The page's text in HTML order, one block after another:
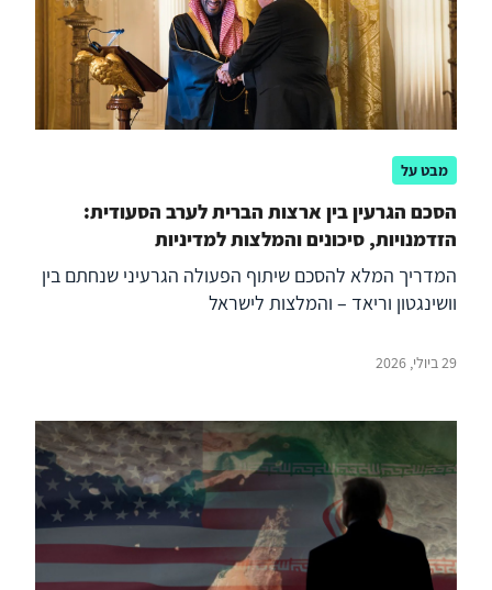
מבט על
הסכם הגרעין בין ארצות הברית לערב הסעודית:
הזדמנויות, סיכונים והמלצות למדיניות
המדריך המלא להסכם שיתוף הפעולה הגרעיני שנחתם בין
וושינגטון וריאד – והמלצות לישראל
29 ביולי, 2026